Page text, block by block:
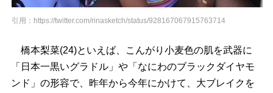
引用：https://twitter.com/rinasketch/status/928167067915763714
橋本梨菜(24)といえば、こんがり小麦色の肌を武器に
「日本一黒いグラドル」や「なにわのブラックダイヤモ
ンド」の形容で、昨年から今年にかけて、大ブレイクを